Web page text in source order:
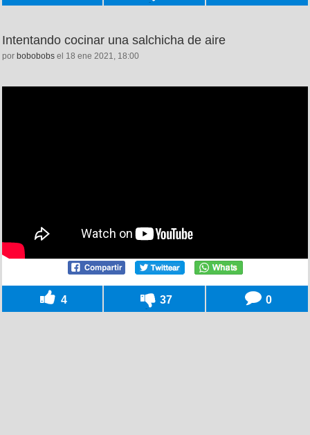
Intentando cocinar una salchicha de aire
por bobobobs el 18 ene 2021, 18:00
4 37 0